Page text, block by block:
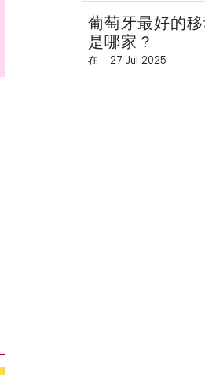
葡萄牙最好的
是哪家？
在 - 27 Jul 2025